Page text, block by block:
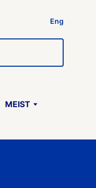
Eng
MEIST